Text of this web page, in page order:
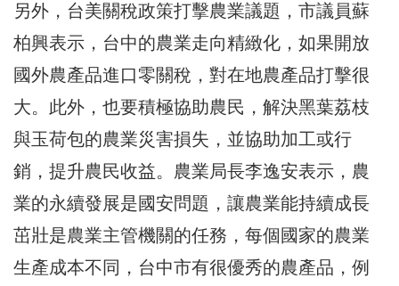
另外，台美關稅政策打擊農業議題，市議員蘇
柏興表示，台中的農業走向精緻化，如果開放
國外農產品進口零關稅，對在地農產品打擊很
大。此外，也要積極協助農民，解決黑葉荔枝
與玉荷包的農業災害損失，並協助加工或行
銷，提升農民收益。農業局長李逸安表示，農
業的永續發展是國安問題，讓農業能持續成長
茁壯是農業主管機關的任務，每個國家的農業
生產成本不同，台中市有很優秀的農產品，例